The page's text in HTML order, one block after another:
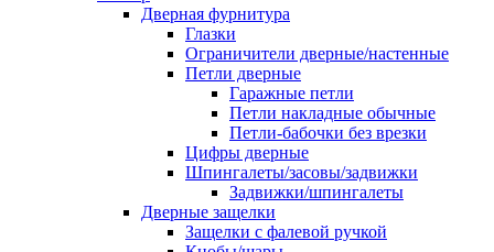
Дверная фурнитура
Глазки
Ограничители дверные/настенные
Петли дверные
Гаражные петли
Петли накладные обычные
Петли-бабочки без врезки
Цифры дверные
Шпингалеты/засовы/задвижки
Задвижки/шпингалеты
Дверные защелки
Защелки с фалевой ручкой